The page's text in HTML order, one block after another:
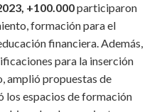
+100.000participaron
formación para el
financiera. Además,
para la inserción
amplió propuestas de
los espacios de formación